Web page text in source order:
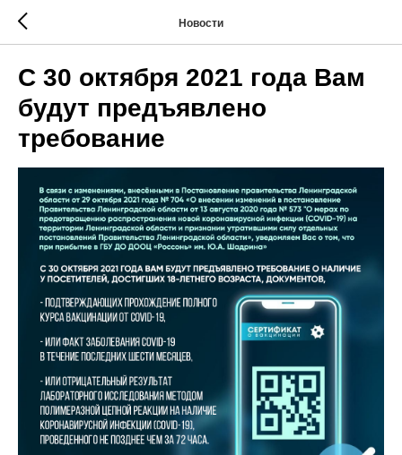
Новости
С 30 октября 2021 года Вам
будут предъявлено
требование